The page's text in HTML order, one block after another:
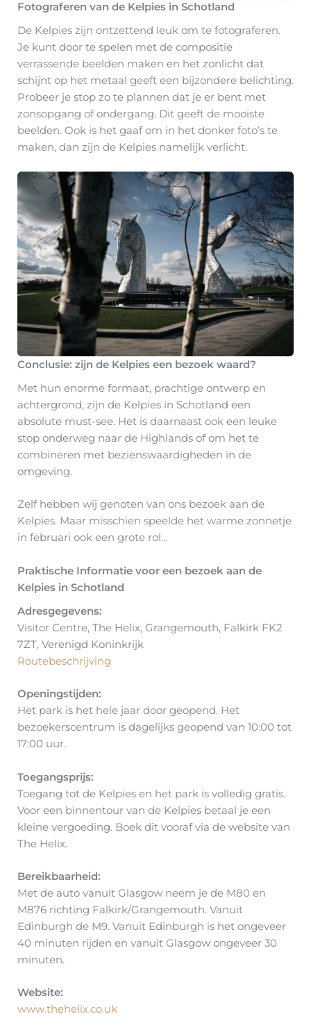
Fotograferen van de Kelpies in Schotland
De Kelpies zijn ontzettend leuk om te fotograferen.
Je kunt door te spelen met de compositie
verrassende beelden maken en het zonlicht dat
schijnt op het metaal geeft een bijzondere belichting.
Probeer je stop zo te plannen dat je er bent met
zonsopgang of ondergang. Dit geeft de mooiste
beelden. Ook is het gaaf om in het donker foto’s te
maken, dan zijn de Kelpies namelijk verlicht.
Conclusie: zijn de Kelpies een bezoek waard?
Met hun enorme formaat, prachtige ontwerp en
achtergrond, zijn de Kelpies in Schotland een
absolute must-see. Het is daarnaast ook een leuke
stop onderweg naar de Highlands of om het te
combineren met bezienswaardigheden in de
omgeving.
Zelf hebben wij genoten van ons bezoek aan de
Kelpies. Maar misschien speelde het warme zonnetje
in februari ook een grote rol…
Praktische Informatie voor een bezoek aan de
Kelpies in Schotland
Adresgegevens:
Visitor Centre, The Helix, Grangemouth, Falkirk FK2
7ZT, Verenigd Koninkrijk
Routebeschrijving
Openingstijden:
Het park is het hele jaar door geopend. Het
bezoekerscentrum is dagelijks geopend van 10:00 tot
17:00 uur.
Toegangsprijs:
Toegang tot de Kelpies en het park is volledig gratis.
Voor een binnentour van de Kelpies betaal je een
kleine vergoeding. Boek dit vooraf via de website van
The Helix.
Bereikbaarheid:
Met de auto vanuit Glasgow neem je de M80 en
M876 richting Falkirk/Grangemouth. Vanuit
Edinburgh de M9. Vanuit Edinburgh is het ongeveer
40 minuten rijden en vanuit Glasgow ongeveer 30
minuten.
Website:
www.thehelix.co.uk